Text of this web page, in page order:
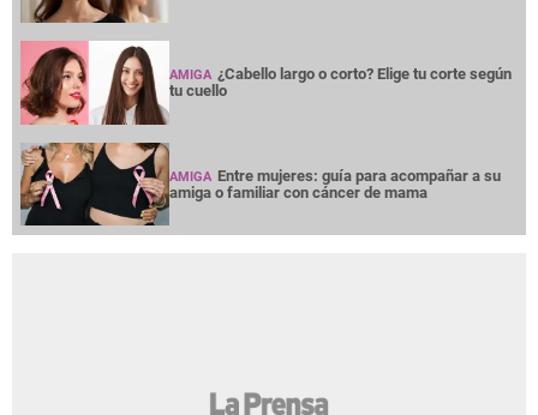
AMIGA ¿Cabello largo o corto? Elige tu corte según
tu cuello
AMIGA Entre mujeres: guía para acompañar a su
amiga o familiar con cáncer de mama